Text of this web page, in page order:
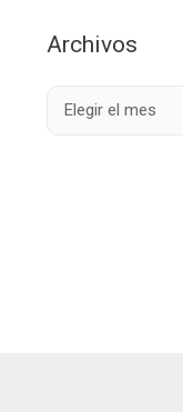
Archivos